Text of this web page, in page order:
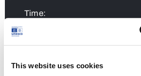
This website uses cookies
Time:
5. November 2023 - 9:00 -